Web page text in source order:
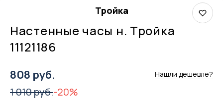
Тройка
Настенные часы н. Тройка
11121186
808 руб. Нашли дешевле?
1 010 руб.-20%